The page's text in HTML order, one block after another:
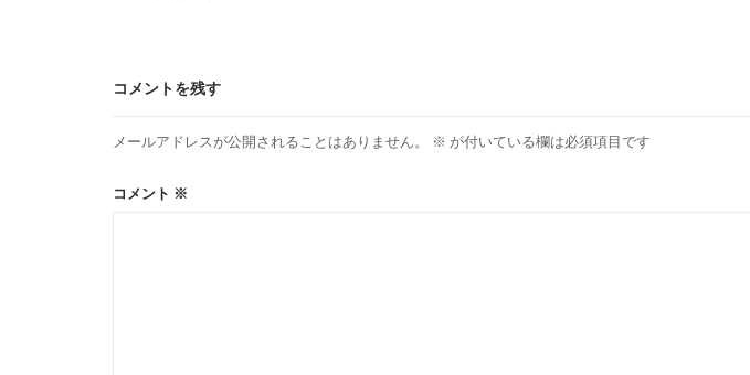
コメントを残す
メールアドレスが公開されることはありません。 ※ が付いている欄は必須項目です
コメント ※